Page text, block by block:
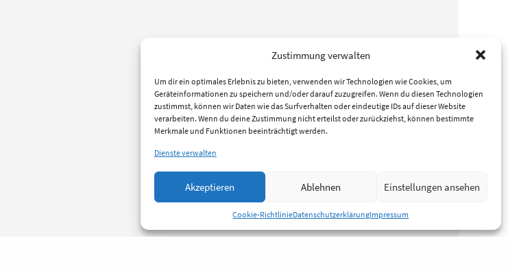
Zustimmung verwalten
Um dir ein optimales Erlebnis zu bieten, verwenden wir Technologien wie Cookies, um
Geräteinformationen zu speichern und/oder darauf zuzugreifen. Wenn du diesen Technologien
zustimmst, können wir Daten wie das Surfverhalten oder eindeutige IDs auf dieser Website
verarbeiten. Wenn du deine Zustimmung nicht erteilst oder zurückziehst, können bestimmte
Merkmale und Funktionen beeinträchtigt werden.
Dienste verwalten
Akzeptieren Ablehnen Einstellungen ansehen
Cookie-RichtlinieDatenschutzerklärungImpressum